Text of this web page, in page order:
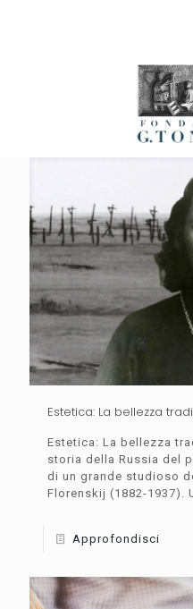
Estetica: La bellezza
Estetica: La bellezza
storia della Russia del
di un grande studioso
Florenskij (1882-1937).
Approfondisci